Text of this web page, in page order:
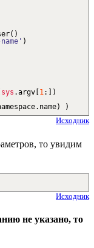
( )
)
sys .argv 1:
)
name) )
Исходник
то увидим
Исходник
не указано, то